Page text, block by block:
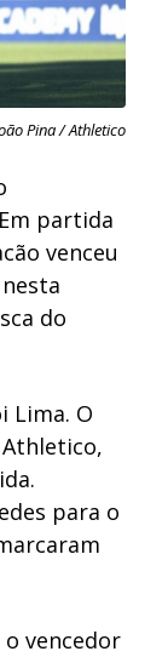
Pina / Athletico
partida
venceu
do
Lima. O
para o
vencedor